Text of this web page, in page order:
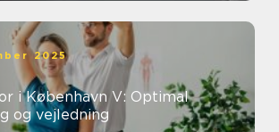
2025
i København V: Optimal
og vejledning